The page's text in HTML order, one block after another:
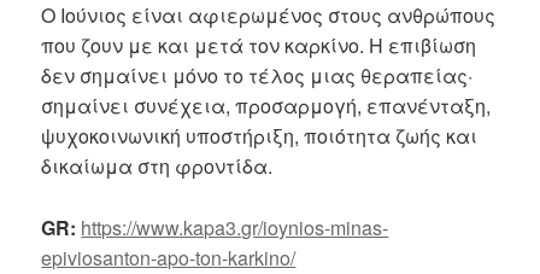
Ο Ιούνιος είναι αφιερωμένος στους ανθρώπους
που ζουν με και μετά τον καρκίνο. Η επιβίωση
δεν σημαίνει μόνο το τέλος μιας θεραπείας·
σημαίνει συνέχεια, προσαρμογή, επανένταξη,
ψυχοκοινωνική υποστήριξη, ποιότητα ζωής και
δικαίωμα στη φροντίδα.
GR: https://www.kapa3.gr/ioynios-minas-
epiviosanton-apo-ton-karkino/